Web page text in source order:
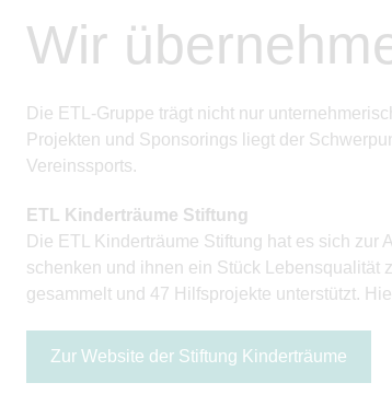
Wir
Die ETL-Gruppe trägt nicht nur
Projekten und Sponsorings liegt der
Vereinssports.
ETL Kinderträume Stiftung
Die ETL Kinderträume Stiftung hat es sich
schenken und ihnen ein Stück Lebensqualität
gesammelt und 47 Hilfsprojekte unterstützt.
Zur Website der Stiftung Kinderträume